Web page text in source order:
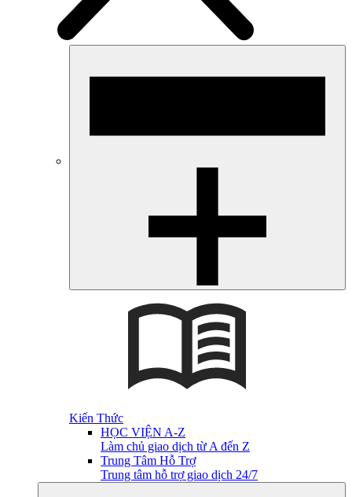
Kiến Thức
HỌC VIỆN A-Z
Làm chủ giao dịch từ A đến Z
Trung Tâm Hỗ Trợ
Trung tâm hỗ trợ giao dịch 24/7